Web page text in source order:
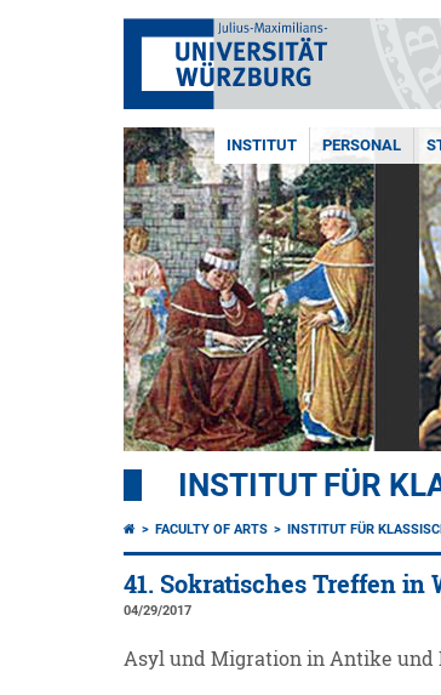
INSTITUT PERSONAL
INSTITUT FÜR
FACULTY OF ARTS INSTITUT FÜR
41. Sokratisches Treffen in
04/29/2017
Asyl und Migration in Antike und